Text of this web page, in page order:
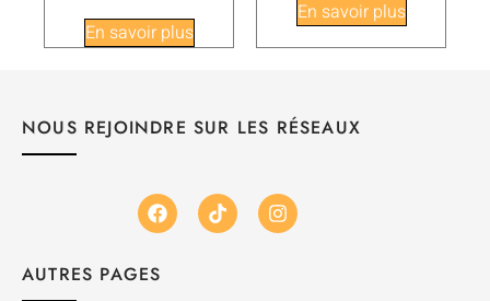
En savoir plus
En savoir plus
NOUS REJOINDRE SUR LES RÉSEAUX
AUTRES PAGES